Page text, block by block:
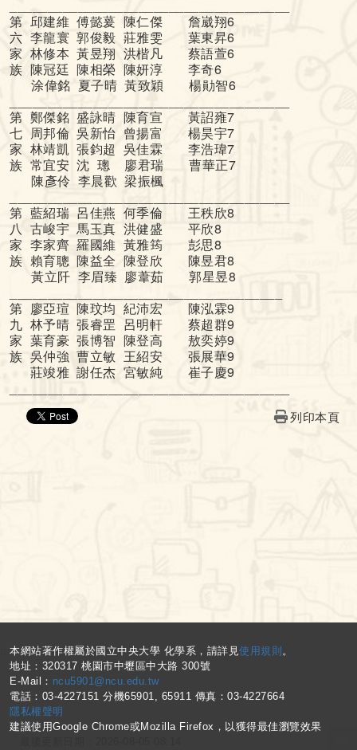
第 邱建維 傅懿萲 陳仁傑 詹崴翔6
六 李龍寰 郭俊毅 莊雅雯 葉東昇6
家 林修本 黃昱翔 洪楷凡 蔡語萱6
族 陳冠廷 陳相榮 陳妍淳 李奇6
涂偉銘 夏子晴 黃致穎 楊勛智6
第 鄭傑銘 盛詠晴 陳育宣 黃詔雍7
七 周邦倫 吳新怡 曾揚富 楊昊宇7
家 林靖凱 張鈞超 吳佳霖 李浩瑋7
族 常宜安 沈 璁 廖君瑞 曹華正7
陳彥伶 李晨歡 梁振楓
第 藍紹瑞 呂佳燕 何季倫 王秩欣8
八 古峻宇 馬玉真 洪健盛 平欣8
家 李家齊 羅國維 黃雅筠 彭思8
族 賴育聰 陳益全 陳登欣 陳昱君8
黃立阡 李眉臻 廖葦茹 郭星昱8
第 廖亞瑄 陳玟均 紀沛宏 陳泓霖9
九 林予晴 張睿罡 呂明軒 蔡超群9
家 葉育豪 張博智 陳登高 敖奕婷9
族 吳仲強 曹立敏 王紹安 張展華9
莊竣雅 謝任杰 宮敏純 崔子慶9
列印本頁
:::本網站著作權屬於國立中央大學 化學系，請詳見使用規則 。
地址：320317 桃園市中壢區中大路 300號
E-Mail： ncu5901@ncu.edu.tw
電話：03-4227151 分機65901, 65911 傳真：03-4227664
隱私權聲明
建議使用Google Chrome或Mozilla Firefox，以獲得最佳瀏覽效果